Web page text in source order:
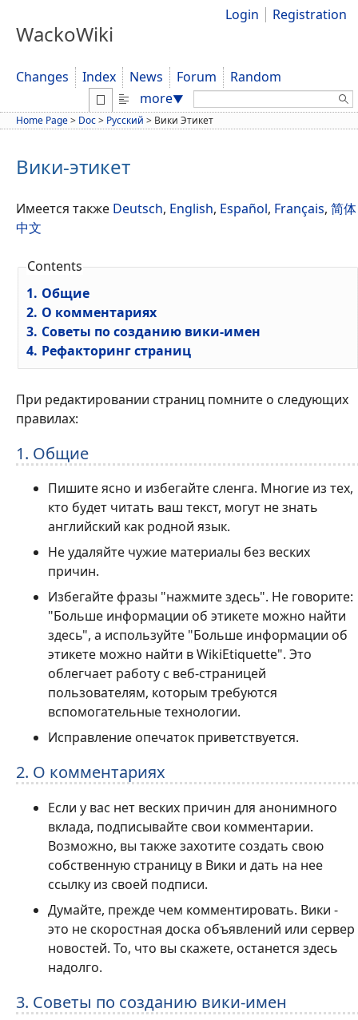
WackoWiki
Login Registration
Changes Index News Forum
Random
more▼ Search:
Home Page> Doc> Русский > Вики Этикет
Вики-этикет
Имеется также Deutsch, English, Español, Français, 简体
中文
Contents
1. Общие
2. О комментариях
3. Советы по созданию вики-имен
4. Рефакторинг страниц
При редактировании страниц помните о следующих
правилах:
1. Общие
Пишите ясно и избегайте сленга. Многие из тех,
кто будет читать ваш текст, могут не знать
английский как родной язык.
Не удаляйте чужие материалы без веских
причин.
Избегайте фразы "нажмите здесь". Не говорите:
"Больше информации об этикете можно найти
здесь", а используйте "Больше информации об
этикете можно найти в WikiEtiquette". Это
облегчает работу с веб-страницей
пользователям, которым требуются
вспомогательные технологии.
Исправление опечаток приветствуется.
2. О комментариях
Если у вас нет веских причин для анонимного
вклада, подписывайте свои комментарии.
Возможно, вы также захотите создать свою
собственную страницу в Вики и дать на нее
ссылку из своей подписи.
Думайте, прежде чем комментировать. Вики -
это не скоростная доска объявлений или сервер
новостей. То, что вы скажете, останется здесь
надолго.
3. Советы по созданию вики-имен